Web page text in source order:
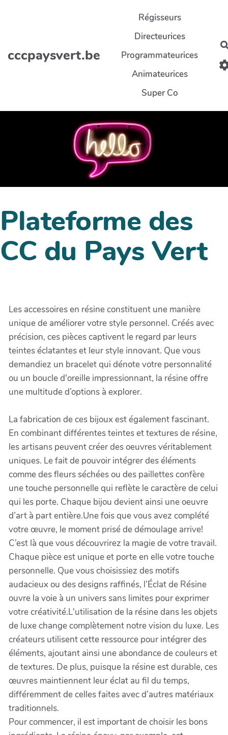
cccpaysvert.be
Régisseurs
Directeurices
Programmateurices
Animateurices
Super Co
Plateforme des
CC du Pays Vert
Les accessoires en résine constituent une manière
unique de améliorer votre style personnel. Créés avec
précision, ces pièces captivent le regard par leurs
teintes éclatantes et leur style innovant. Que vous
demandiez un bracelet qui dénote votre personnalité
ou un boucle d'oreille impressionnant, la résine offre
une multitude d’options à explorer.
La fabrication de ces bijoux est également fascinant.
En combinant différentes teintes et textures de résine,
les artisans peuvent créer des oeuvres véritablement
uniques. Le fait de pouvoir intégrer des éléments
comme des fleurs séchées ou des paillettes confère
une touche personnelle qui reflète le caractère de celui
qui les porte. Chaque bijou devient ainsi une oeuvre
d’art à part entière.Une fois que vous avez complété
votre œuvre, le moment prisé de démoulage arrive!
C’est là que vous découvrirez la magie de votre travail.
Chaque pièce est unique et porte en elle votre touche
personnelle. Que vous choisissiez des motifs
audacieux ou des designs raffinés, l’Éclat de Résine
ouvre la voie à un univers sans limites pour exprimer
votre créativité.L'utilisation de la résine dans les objets
de luxe change complètement notre vision du luxe. Les
créateurs utilisent cette ressource pour intégrer des
éléments, ajoutant ainsi une abondance de couleurs et
de textures. De plus, puisque la résine est durable, ces
œuvres maintiennent leur éclat au fil du temps,
différemment de celles faites avec d’autres matériaux
traditionnels.
Pour commencer, il est important de choisir les bons